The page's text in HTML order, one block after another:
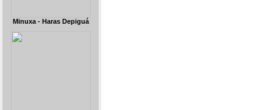
Minuxa - Haras Depiguá